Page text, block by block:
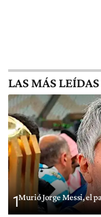
LAS MÁS LEÍDAS
1Murió Jorge Messi, el